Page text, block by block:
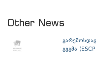
Other News
გეგმა